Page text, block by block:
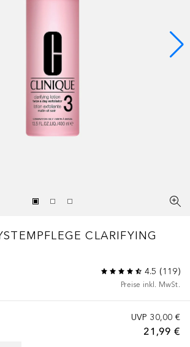
CLARIFYING
4.5 (119)
Preise inkl. MwSt.
UVP 30,00 €
21,99 €